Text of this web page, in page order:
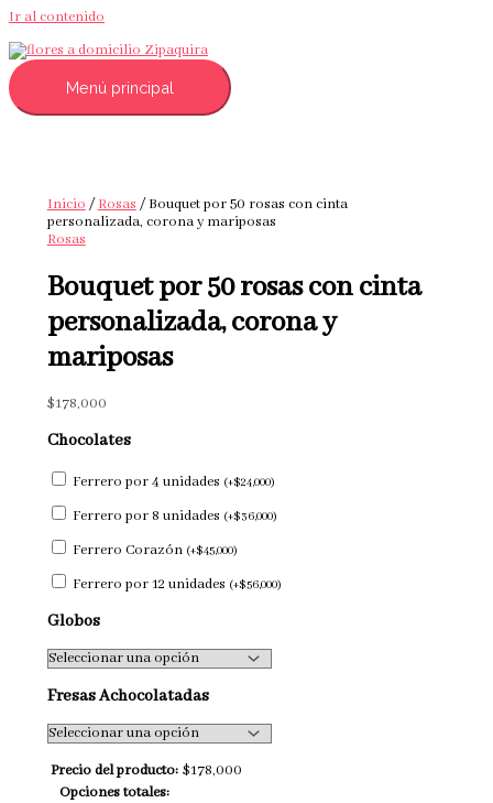
Ir al contenido
Menú principal
Inicio/Rosas/ Bouquet por 50 rosas con cinta
personalizada, corona y mariposas
Rosas
Bouquet por 50 rosas con cinta
personalizada, corona y
mariposas
$178,000
Chocolates
Ferrero por 4 unidades (+$24,000)
Ferrero por 8 unidades (+$36,000)
Ferrero Corazón (+$45,000)
Ferrero por 12 unidades (+$56,000)
Globos
Fresas Achocolatadas
Precio del producto: $178,000
Opciones totales: